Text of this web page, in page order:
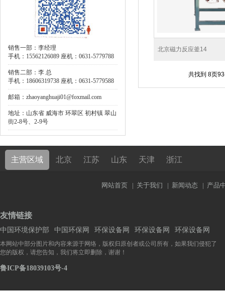
销售一部：李经理
手机：15562126089 座机：0631-5779788
销售二部：李 总
手机：18606319738 座机：0631-5779588
邮箱：zhaoyanghuaji01@foxmail.com
地址：山东省 威海市 环翠区 初村镇 翠山
街2-8号、2-9号
北京磁力反应釜14
共找到 8页93
主营区域 北京 江苏 山东 天津 浙江
网站首页 | 关于我们 | 新闻动态 | 产品
友情链接
中国环境保护部 中国环保网 环保设备网 环保设备网 环保设备网
本网站中部分图片和内容来源于网络，版权归原创者或公司所有，如果我们侵犯了
您的版权，请您告知，我们将立即删除，谢谢！
鲁ICP备18039103号-4